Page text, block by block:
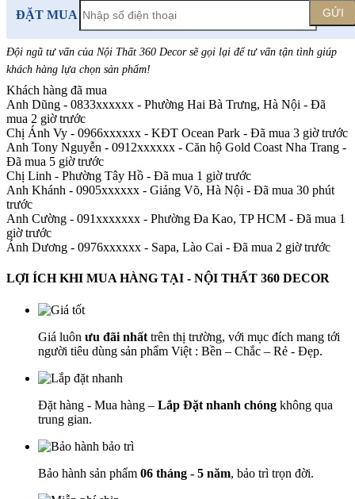
ĐẶT MUA GỬI
Đội ngũ tư vấn của Nội Thất 360 Decor sẽ gọi lại để tư vấn tận tình giúp
khách hàng lựa chọn sản phẩm!
Khách hàng đã mua
Anh Dũng - 0833xxxxxx - Phường Hai Bà Trưng, Hà Nội - Đã
mua 2 giờ trước
Chị Ánh Vy - 0966xxxxxx - KĐT Ocean Park - Đã mua 3 giờ trước
Anh Tony Nguyễn - 0912xxxxxx - Căn hộ Gold Coast Nha Trang -
Đã mua 5 giờ trước
Chị Linh - Phường Tây Hồ - Đã mua 1 giờ trước
Anh Khánh - 0905xxxxxx - Giảng Võ, Hà Nội - Đã mua 30 phút
trước
Anh Cường - 091xxxxxxx - Phường Đa Kao, TP HCM - Đã mua 1
giờ trước
Ánh Dương - 0976xxxxxx - Sapa, Lào Cai - Đã mua 2 giờ trước
LỢI ÍCH KHI MUA HÀNG TẠI - NỘI THẤT 360 DECOR
Giá luôn ưu đãi nhất trên thị trường, với mục đích mang tới
người tiêu dùng sản phẩm Việt : Bền – Chắc – Rẻ - Đẹp.
Đặt hàng - Mua hàng – Lắp Đặt nhanh chóng không qua
trung gian.
Bảo hành sản phẩm 06 tháng - 5 năm, bảo trì trọn đời.